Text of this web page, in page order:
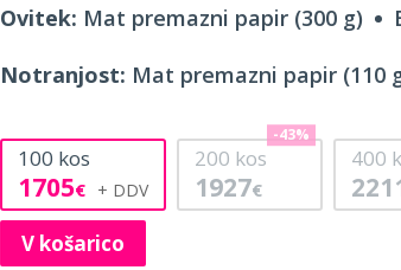
Ovitek: Mat premazni papir (300 g)
Notranjost: Mat premazni papir (110
100 kos
1705€
200 kos
1927€
-43%
400
V košarico